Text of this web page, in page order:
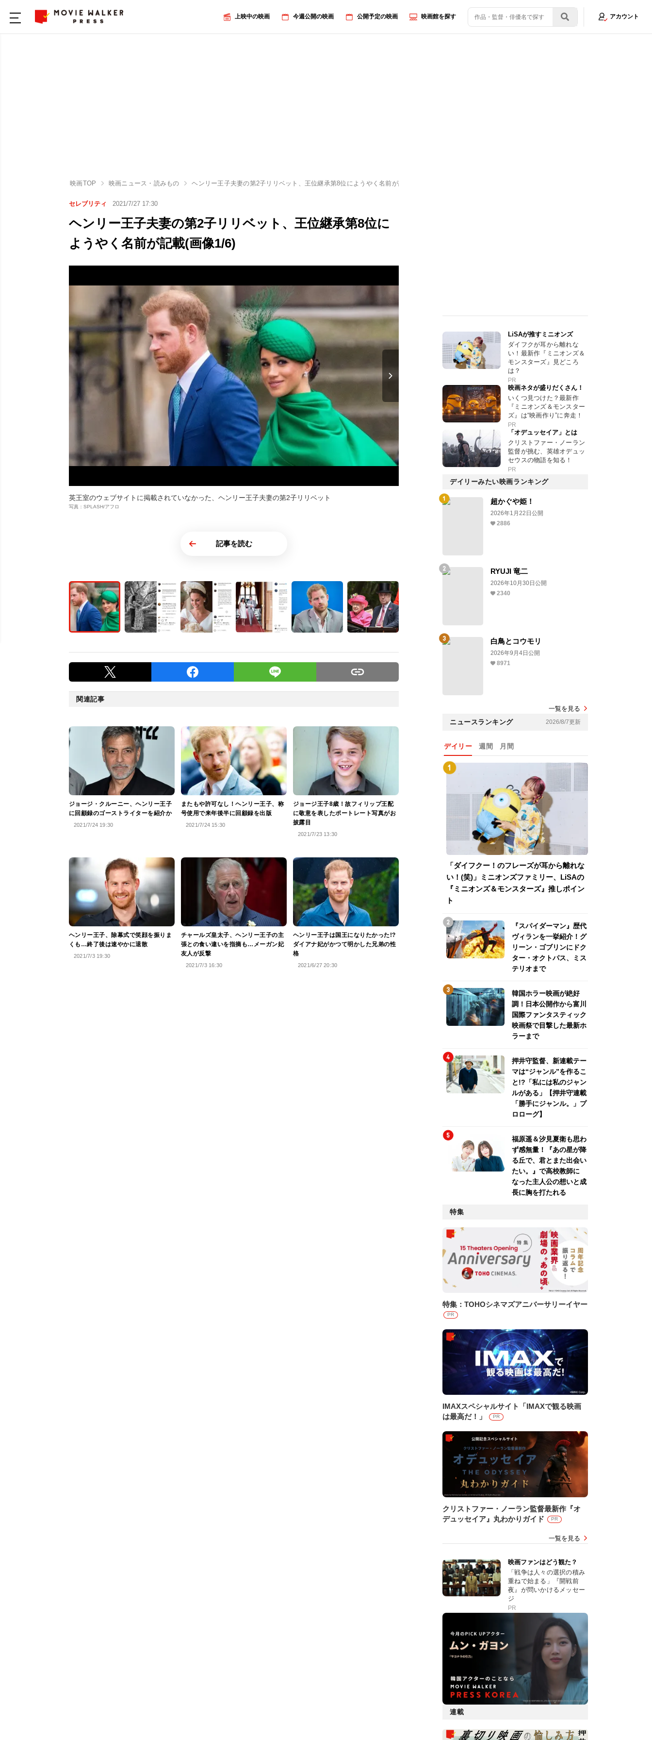
上映中の映画 今週公開の映画 公開予定の映画 映画館を探す アカウント
映画TOP 映画ニュース・読みもの ヘンリー王子夫妻の第2子リリベット、王位継承第8位にようやく名前が記載
セレブリティ 2021/7/27 17:30
ヘンリー王子夫妻の第2子リリベット、王位継承第8位に
ようやく名前が記載(画像1/6)
英王室のウェブサイトに掲載されていなかった、ヘンリー王子夫妻の第2子リリベット
写真：SPLASH/アフロ
記事を読む
関連記事
ジョージ・クルーニー、ヘンリー王子
に回顧録のゴーストライターを紹介か
2021/7/24 19:30
またもや許可なし！ヘンリー王子、称
号使用で来年後半に回顧録を出版
2021/7/24 15:30
ジョージ王子8歳！故フィリップ王配
に敬意を表したポートレート写真がお
披露目
2021/7/23 13:30
ヘンリー王子、除幕式で笑顔を振りま
くも…終了後は速やかに退散
2021/7/3 19:30
チャールズ皇太子、ヘンリー王子の主
張との食い違いを指摘も…メーガン妃
友人が反撃
2021/7/3 16:30
ヘンリー王子は国王になりたかった!?
ダイアナ妃がかつて明かした兄弟の性
格
2021/6/27 20:30
LiSAが推すミニオンズ
ダイフクが耳から離れな
い！最新作『ミニオンズ＆
モンスターズ』見どころ
は？
PR
映画ネタが盛りだくさん！
いくつ見つけた？最新作
『ミニオンズ＆モンスター
ズ』は“映画作り”に奔走！
PR
「オデュッセイア」とは
クリストファー・ノーラン
監督が挑む、英雄オデュッ
セウスの物語を知る！
PR
デイリーみたい映画ランキング
超かぐや姫！
2026年1月22日公開
2886
RYUJI 竜二
2026年10月30日公開
2340
白鳥とコウモリ
2026年9月4日公開
8971
一覧を見る
ニュースランキング 2026/8/7更新
デイリー 週間 月間
「ダイフクー！のフレーズが耳から離れな
い！(笑)」ミニオンズファミリー、LiSAの
『ミニオンズ＆モンスターズ』推しポイン
ト
『スパイダーマン』歴代
ヴィランを一挙紹介！グ
リーン・ゴブリンにドク
ター・オクトパス、ミス
テリオまで
韓国ホラー映画が絶好
調！日本公開作から富川
国際ファンタスティック
映画祭で目撃した最新ホ
ラーまで
押井守監督、新連載テー
マは“ジャンル”を作るこ
と!?「私には私のジャン
ルがある」【押井守連載
「勝手にジャンル。」プ
ロローグ】
福原遥＆汐見夏衛も思わ
ず感無量！『あの星が降
る丘で、君とまた出会い
たい。』で高校教師に
なった主人公の想いと成
長に胸を打たれる
特集
特集：TOHOシネマズアニバーサリーイヤー
PR
IMAXスペシャルサイト「IMAXで観る映画
は最高だ！」
PR
クリストファー・ノーラン監督最新作『オ
デュッセイア』丸わかりガイド
PR
一覧を見る
映画ファンはどう観た？
「戦争は人々の選択の積み
重ねで始まる」『開戦前
夜』が問いかけるメッセー
ジ
PR
連載